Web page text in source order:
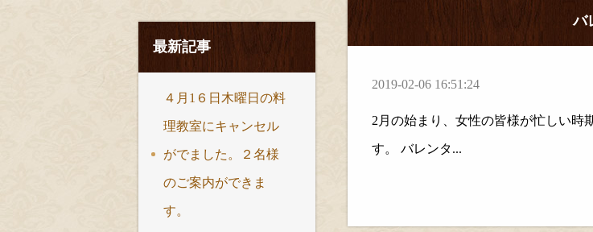
最新記事
４月1６日木曜日の料
理教室にキャンセル
がでました。２名様
のご案内ができま
す。
バ
2019-02-06 16:51:24
2月の始まり、女性の皆様が忙しい時
す。 バレンタ...